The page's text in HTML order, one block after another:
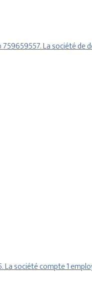
759659557. La société
société compte 1